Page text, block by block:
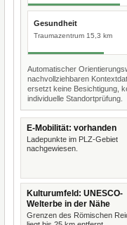
Gesundheit
Traumazentrum 15,3 km
Automatischer
nachvollziehbaren
ersetzt keine Besichtigung,
individuelle Standortprüfung.
E-Mobilität: vorhanden
Ladepunkte im PLZ-Gebiet
nachgewiesen.
Kulturumfeld: UNESCO-
Welterbe in der Nähe
Grenzen des Römischen